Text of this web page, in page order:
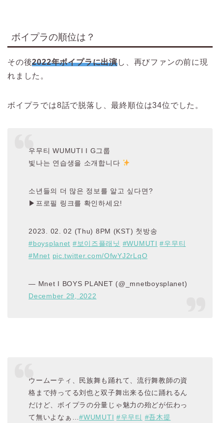
ボイプラの順位は？
その後2022年ボイプラに出演し、再びファンの前に現
れました。
ボイプラでは8話で脱落し、最終順位は34位でした。
우무티 WUMUTI I G그룹
빛나는 연습생을 소개합니다
소년들의 더 많은 정보를 알고 싶다면?
▶프로필 링크를 확인하세요!
2023. 02. 02 (Thu) 8PM (KST) 첫방송
#boysplanet #보이즈플래닛 #WUMUTI #우무티
#Mnet pic.twitter.com/OfwYJ2rLqO
— Mnet I BOYS PLANET (@_mnetboysplanet)
December 29, 2022
ウームーティ、民族舞も踊れて、流行舞教師の資
格まで持ってる刘也と双子舞出来る位に踊れるん
だけど、ボイプラの分量じゃ魅力の殆どが伝わっ
て無いよなぁ…#WUMUTI #우무티 #吾木提